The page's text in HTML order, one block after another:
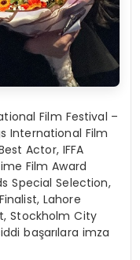
Film Festival –
International Film
Actor, IFFA
Film Award
Special Selection,
Lahore
Stockholm City
başarılara imza